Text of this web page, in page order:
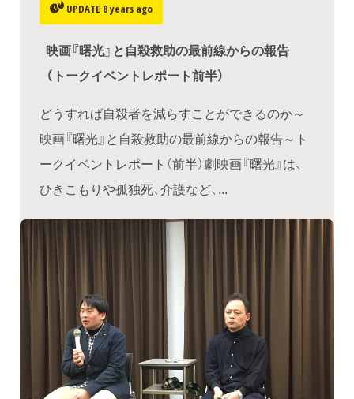
UPDATE 8 years ago
映画『曙光』と自殺救助の最前線からの報告
（トークイベントレポート前半）
どうすれば自殺者を減らすことができるのか～
映画『曙光』と自殺救助の最前線からの報告～ト
ークイベントレポート（前半）劇映画『曙光』は、
ひきこもりや孤独死、介護など、...